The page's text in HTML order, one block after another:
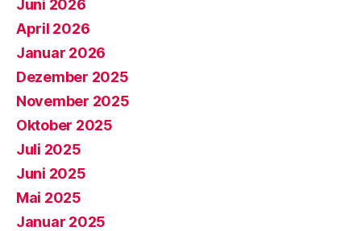
Juni 2026
April 2026
Januar 2026
Dezember 2025
November 2025
Oktober 2025
Juli 2025
Juni 2025
Mai 2025
Januar 2025